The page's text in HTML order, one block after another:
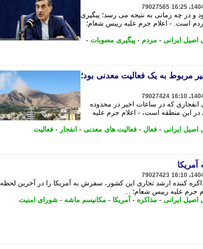
79027565
و در چه زمانی به نتیجه می رسد؛ پیگیری
است. - اعلام جرم علیه رییس شعام؛
ایرانی - مردم - پیگیری مصوبات -
مربوط به یک فعالیت معدنی بود؛
79027424
که در ساعات اخیر در محدوده
این منطقه است، - اعلام جرم علیه
ایرانی - فعال - فعالیت های معدنی - انفجار - فعالیت
79027423
کننده ارشد تجاری این کشور، سفرش به آمریکا را در آخرین لحظه
جرم علیه رییس شعام؛ ...
ایرانی - مذاکره - آمریکا - مکانیسم ماشه - شورای امنیت